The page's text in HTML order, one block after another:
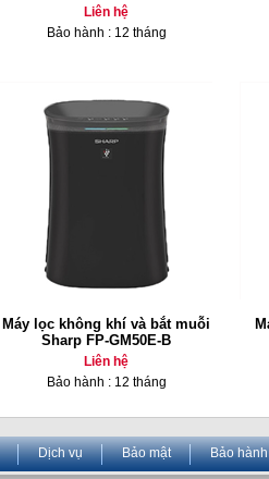
Liên hệ
Bảo hành : 12 tháng
Máy lọc không khí và bắt muỗi
Sharp FP-GM50E-B
Liên hệ
Bảo hành : 12 tháng
Dịch vụ Bảo mật Bảo hành